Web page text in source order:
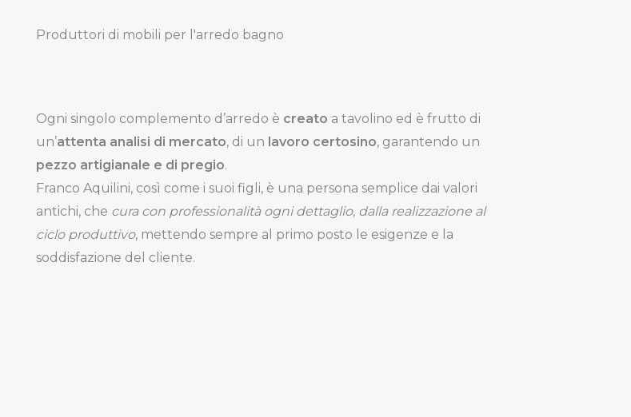
Produttori di mobili per l'arredo bagno
Ogni singolo complemento d’arredo è creato a tavolino ed è frutto di
un’attenta analisi di mercato, di un lavoro certosino, garantendo un
pezzo artigianale e di pregio.
Franco Aquilini, così come i suoi figli, è una persona semplice dai valori
antichi, che cura con professionalità ogni dettaglio, dalla realizzazione al
ciclo produttivo, mettendo sempre al primo posto le esigenze e la
soddisfazione del cliente.